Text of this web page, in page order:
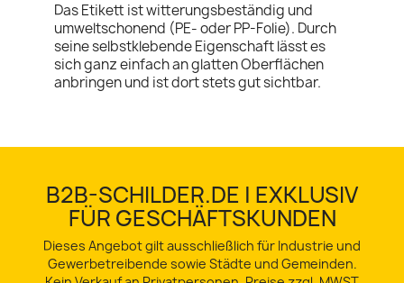
Das Etikett ist witterungsbeständig und
umweltschonend (PE- oder PP-Folie). Durch
seine selbstklebende Eigenschaft lässt es
sich ganz einfach an glatten Oberflächen
anbringen und ist dort stets gut sichtbar.
B2B-SCHILDER.DE | EXKLUSIV
FÜR GESCHÄFTSKUNDEN
Dieses Angebot gilt ausschließlich für Industrie und
Gewerbetreibende sowie Städte und Gemeinden.